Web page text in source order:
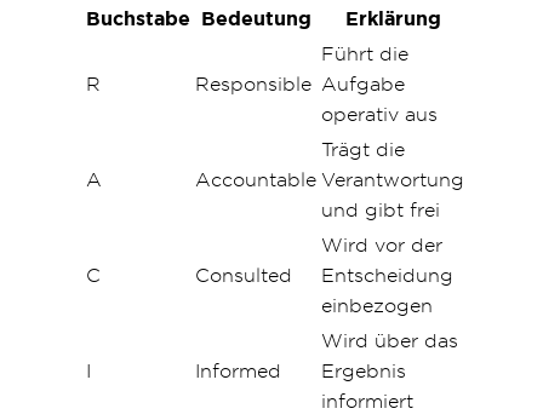
Buchstabe Bedeutung Erklärung
R Responsible
Führt die
Aufgabe
operativ aus
A Accountable
Trägt die
Verantwortung
und gibt frei
C Consulted
Wird vor der
Entscheidung
einbezogen
I Informed
Wird über das
Ergebnis
informiert